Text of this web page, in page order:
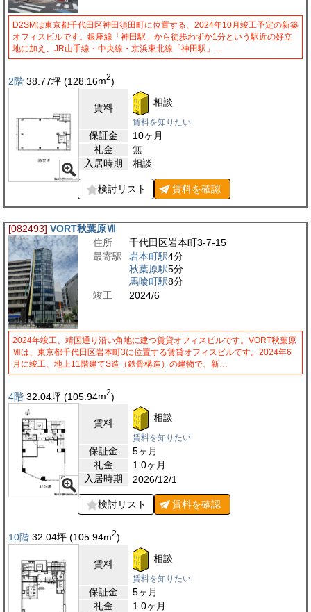
D2SMは東京都千代田区神田須田町に位置する、2024年10月竣工予定の新築
オフィスビルです。銀座線「神田駅」から徒歩わずか1分という駅近の好立
地に加え、JR山手線・中央線・京浜東北線「神田駅」…
2階 38.77坪 (128.16m2)
賃料 相談
賃料を知りたい
保証金
10ヶ月
礼金
無
入居時期
相談
検討リスト 賃料を確認
[082493] VORT秋葉原Ⅶ
住所
千代田区岩本町3-7-15
最寄駅
岩本町駅4分
秋葉原駅5分
馬喰町駅8分
竣工
2024/6
2024年竣工、靖国通り沿い角地に建つ賃貸オフィスビルです。VORT秋葉原
Ⅶは、東京都千代田区岩本町3に位置する賃貸オフィスビルです。2024年6
月に竣工、地上11階建てS造（鉄骨構造）の建物で、新…
4階 32.04坪 (105.94m2)
賃料 相談
賃料を知りたい
保証金
5ヶ月
礼金
1.0ヶ月
入居時期
2026/12/1
検討リスト 賃料を確認
10階 32.04坪 (105.94m2)
賃料 相談
賃料を知りたい
保証金
5ヶ月
礼金
1.0ヶ月